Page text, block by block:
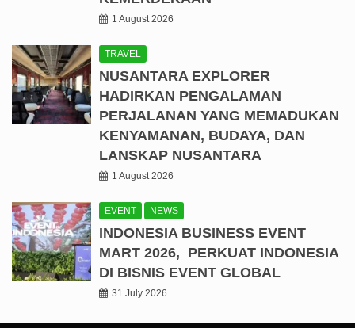
1 August 2026
TRAVEL
NUSANTARA EXPLORER
HADIRKAN PENGALAMAN
PERJALANAN YANG MEMADUKAN
KENYAMANAN, BUDAYA, DAN
LANSKAP NUSANTARA
1 August 2026
EVENT NEWS
INDONESIA BUSINESS EVENT
MART 2026, PERKUAT INDONESIA
DI BISNIS EVENT GLOBAL
31 July 2026